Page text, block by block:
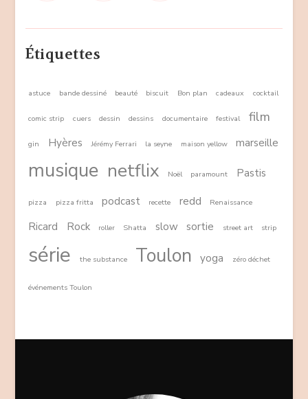
Étiquettes
astuce bande dessiné beauté biscuit Bon plan cadeaux cocktail
comic strip cuers dessin dessins documentaire festival film
gin Hyères Jérémy Ferrari la seyne maison yellow marseille
musique netflix Noël paramount Pastis
pizza pizza fritta podcast recette redd Renaissance
Ricard Rock roller Shatta slow sortie street art strip
série the substance Toulon yoga zéro déchet
événements Toulon